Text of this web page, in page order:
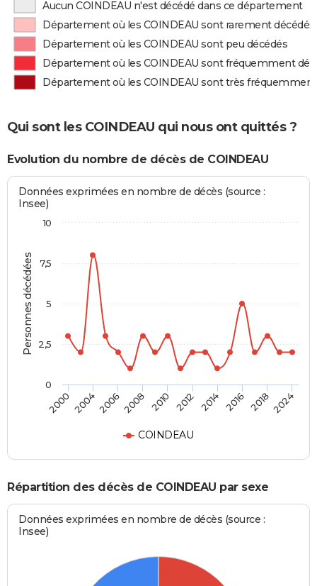
Aucun COINDEAU n'est décédé dans ce département
Département où les COINDEAU sont rarement décédés
Département où les COINDEAU sont peu décédés
Département où les COINDEAU sont fréquemment
Département où les COINDEAU sont très
Qui sont les COINDEAU qui nous ont quittés ?
Evolution du nombre de décès de COINDEAU
Personnes décédées
Données exprimées en nombre de décès (source :
Insee)
COINDEAU
2000 200420062008 2010 2012 2014 2016 20182024
0
10
2,5
5
7,5
Répartition des décès de COINDEAU par sexe
Données exprimées en nombre de décès (source :
Insee)